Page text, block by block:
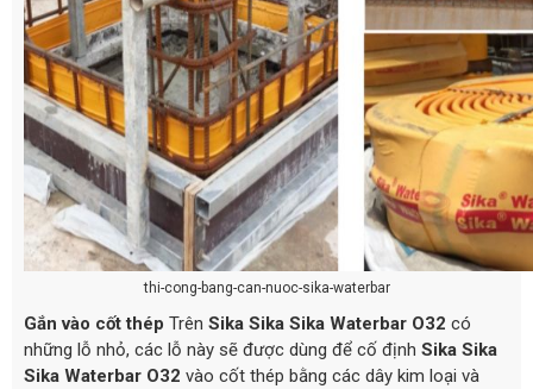
thi-cong-bang-can-nuoc-sika-waterbar
Gắn vào cốt thép Trên Sika Sika Sika Waterbar O32 có
những lỗ nhỏ, các lỗ này sẽ được dùng để cố định Sika Sika
Sika Waterbar O32 vào cốt thép bằng các dây kim loại và